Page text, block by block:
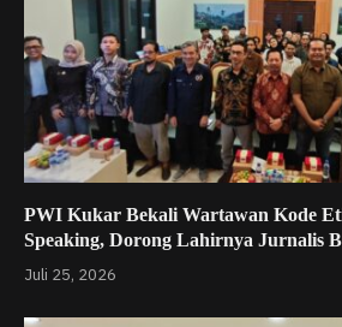
PWI Kukar Bekali Wartawan Kode
Speaking, Dorong Lahirnya Jurnalis
Juli 25, 2026